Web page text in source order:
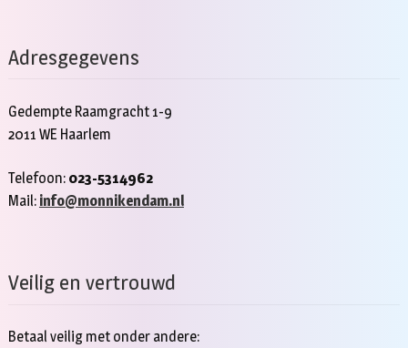
Adresgegevens
Gedempte Raamgracht 1-9
2011 WE Haarlem
Telefoon: 023-5314962
Mail: info@monnikendam.nl
Veilig en vertrouwd
Betaal veilig met onder andere: